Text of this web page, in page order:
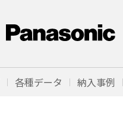
各種データ 納入事例